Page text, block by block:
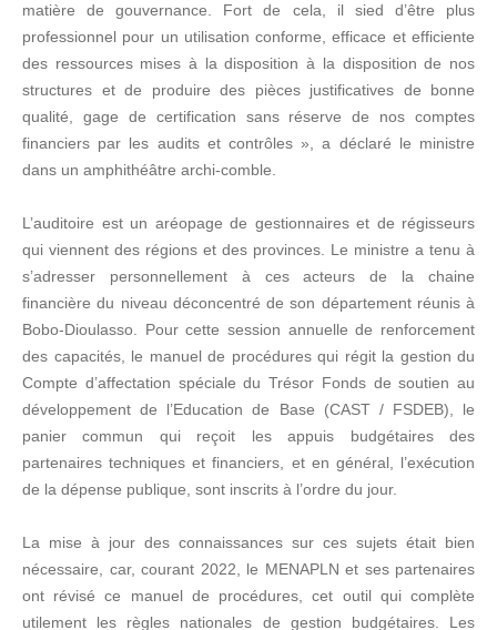
matière de gouvernance. Fort de cela, il sied d’être plus
professionnel pour un utilisation conforme, efficace et efficiente
des ressources mises à la disposition à la disposition de nos
structures et de produire des pièces justificatives de bonne
qualité, gage de certification sans réserve de nos comptes
financiers par les audits et contrôles », a déclaré le ministre
dans un amphithéâtre archi-comble.
L’auditoire est un aréopage de gestionnaires et de régisseurs
qui viennent des régions et des provinces. Le ministre a tenu à
s’adresser personnellement à ces acteurs de la chaine
financière du niveau déconcentré de son département réunis à
Bobo-Dioulasso. Pour cette session annuelle de renforcement
des capacités, le manuel de procédures qui régit la gestion du
Compte d’affectation spéciale du Trésor Fonds de soutien au
développement de l’Education de Base (CAST / FSDEB), le
panier commun qui reçoit les appuis budgétaires des
partenaires techniques et financiers, et en général, l’exécution
de la dépense publique, sont inscrits à l’ordre du jour.
La mise à jour des connaissances sur ces sujets était bien
nécessaire, car, courant 2022, le MENAPLN et ses partenaires
ont révisé ce manuel de procédures, cet outil qui complète
utilement les règles nationales de gestion budgétaires. Les